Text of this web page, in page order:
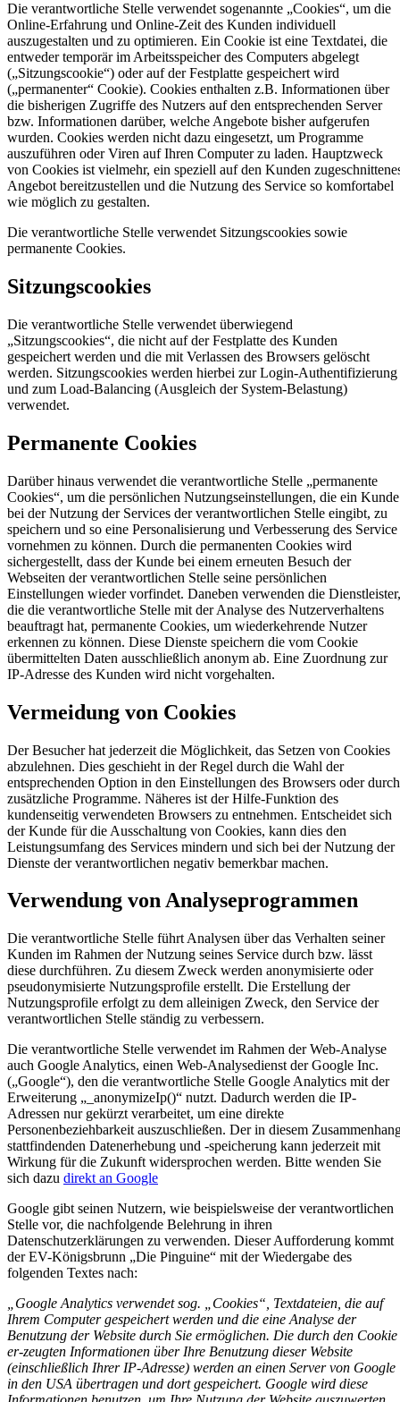
Die verantwortliche Stelle verwendet sogenannte „Cookies“, um die
Online-Erfahrung und Online-Zeit des Kunden individuell
auszugestalten und zu optimieren. Ein Cookie ist eine Textdatei, die
entweder temporär im Arbeitsspeicher des Computers abgelegt
(„Sitzungscookie“) oder auf der Festplatte gespeichert wird
(„permanenter“ Cookie). Cookies enthalten z.B. Informationen über
die bisherigen Zugriffe des Nutzers auf den entsprechenden Server
bzw. Informationen darüber, welche Angebote bisher aufgerufen
wurden. Cookies werden nicht dazu eingesetzt, um Programme
auszuführen oder Viren auf Ihren Computer zu laden. Hauptzweck
von Cookies ist vielmehr, ein speziell auf den Kunden
Angebot bereitzustellen und die Nutzung des Service so komfortabel
wie möglich zu gestalten.
Die verantwortliche Stelle verwendet Sitzungscookies sowie
permanente Cookies.
Sitzungscookies
Die verantwortliche Stelle verwendet überwiegend
„Sitzungscookies“, die nicht auf der Festplatte des Kunden
gespeichert werden und die mit Verlassen des Browsers gelöscht
werden. Sitzungscookies werden hierbei zur Login-Authentifizierung
und zum Load-Balancing (Ausgleich der System-Belastung)
verwendet.
Permanente Cookies
Darüber hinaus verwendet die verantwortliche Stelle „permanente
Cookies“, um die persönlichen Nutzungseinstellungen, die ein Kunde
bei der Nutzung der Services der verantwortlichen Stelle eingibt, zu
speichern und so eine Personalisierung und Verbesserung des Service
vornehmen zu können. Durch die permanenten Cookies wird
sichergestellt, dass der Kunde bei einem erneuten Besuch der
Webseiten der verantwortlichen Stelle seine persönlichen
Einstellungen wieder vorfindet. Daneben verwenden die Dienstleister,
die die verantwortliche Stelle mit der Analyse des Nutzerverhaltens
beauftragt hat, permanente Cookies, um wiederkehrende Nutzer
erkennen zu können. Diese Dienste speichern die vom Cookie
übermittelten Daten ausschließlich anonym ab. Eine Zuordnung zur
IP-Adresse des Kunden wird nicht vorgehalten.
Vermeidung von Cookies
Der Besucher hat jederzeit die Möglichkeit, das Setzen von Cookies
abzulehnen. Dies geschieht in der Regel durch die Wahl der
entsprechenden Option in den Einstellungen des Browsers oder durch
zusätzliche Programme. Näheres ist der Hilfe-Funktion des
kundenseitig verwendeten Browsers zu entnehmen. Entscheidet sich
der Kunde für die Ausschaltung von Cookies, kann dies den
Leistungsumfang des Services mindern und sich bei der Nutzung der
Dienste der verantwortlichen negativ bemerkbar machen.
Verwendung von Analyseprogrammen
Die verantwortliche Stelle führt Analysen über das Verhalten seiner
Kunden im Rahmen der Nutzung seines Service durch bzw. lässt
diese durchführen. Zu diesem Zweck werden anonymisierte oder
pseudonymisierte Nutzungsprofile erstellt. Die Erstellung der
Nutzungsprofile erfolgt zu dem alleinigen Zweck, den Service der
verantwortlichen Stelle ständig zu verbessern.
Die verantwortliche Stelle verwendet im Rahmen der Web-Analyse
auch Google Analytics, einen Web-Analysedienst der Google Inc.
(„Google“), den die verantwortliche Stelle Google Analytics mit der
Erweiterung „_anonymizeIp()“ nutzt. Dadurch werden die IP-
Adressen nur gekürzt verarbeitet, um eine direkte
Personenbeziehbarkeit auszuschließen. Der in diesem
stattfindenden Datenerhebung und -speicherung kann jederzeit mit
Wirkung für die Zukunft widersprochen werden. Bitte wenden Sie
sich dazu direkt an Google
Google gibt seinen Nutzern, wie beispielsweise der verantwortlichen
Stelle vor, die nachfolgende Belehrung in ihren
Datenschutzerklärungen zu verwenden. Dieser Aufforderung kommt
der EV-Königsbrunn „Die Pinguine“ mit der Wiedergabe des
folgenden Textes nach:
„Google Analytics verwendet sog. „Cookies“, Textdateien, die auf
Ihrem Computer gespeichert werden und die eine Analyse der
Benutzung der Website durch Sie ermöglichen. Die durch den Cookie
er-zeugten Informationen über Ihre Benutzung dieser Website
(einschließlich Ihrer IP-Adresse) werden an einen Server von Google
in den USA übertragen und dort gespeichert. Google wird diese